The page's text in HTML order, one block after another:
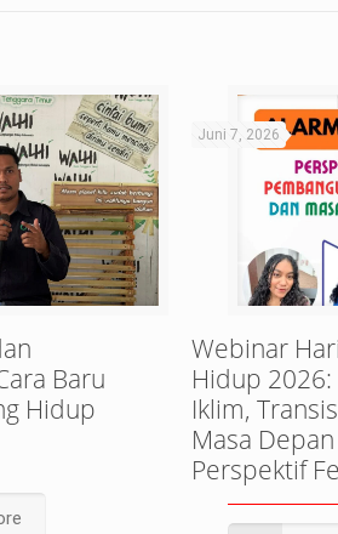
Baru
Hidup
Juni 7, 2026
Webinar
Hidup
Iklim,
Masa
Perspektif